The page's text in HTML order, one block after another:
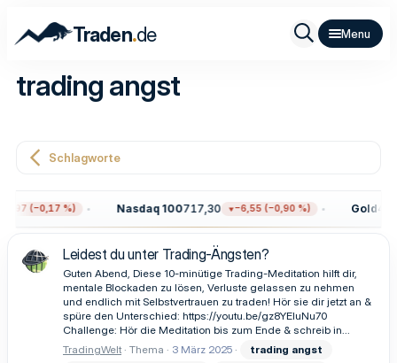
Traden.de
trading angst
Schlagworte
(−0,17 %) Nasdaq 100717,30 −6,55 (−0,90 %) Gold
Leidest du unter Trading-Ängsten?
Guten Abend, Diese 10-minütige Trading-Meditation hilft dir,
mentale Blockaden zu lösen, Verluste gelassen zu nehmen
und endlich mit Selbstvertrauen zu traden! Hör sie dir jetzt an &
spüre den Unterschied: https://youtu.be/gz8YEIuNu70
Challenge: Hör die Meditation bis zum Ende & schreib in...
TradingWelt Thema 3 März 2025 trading angst